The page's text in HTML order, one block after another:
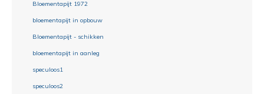
Bloementapijt 1972
bloementapijt in opbouw
Bloementapijt - schikken
bloementapijt in aanleg
speculoos1
speculoos2